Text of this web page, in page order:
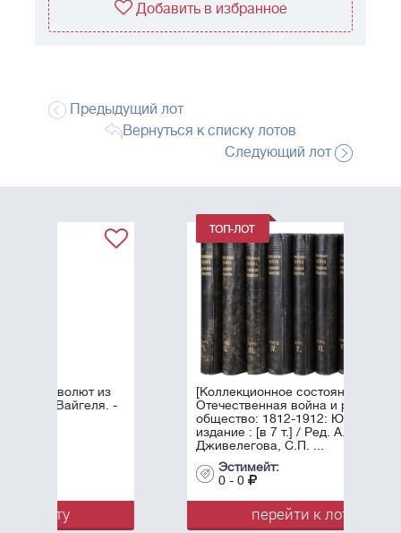
Добавить в избранное
Предыдущий лот
Вернуться к списку лотов
Следующий лот
[Коллекционное состояние].
Отечественная война и русское
общество: 1812-1912: Юбилейное
издание : [в 7 т.] / Ред. А.К.
Дживелегова, С.П. ...
перейти к лоту